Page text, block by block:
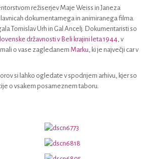
režiserjev Maje Weiss in Janeza
dokumentarnega in animiranega filma.
Tomislav Urh in Gal Ancelj. Dokumentaristi so
državnosti v Beli krajini leta 1944, v
o vase zagledanem Marku, ki je največji car v
si lahko ogledate v spodnjem arhivu, kjer so
o vsakem posameznem taboru.